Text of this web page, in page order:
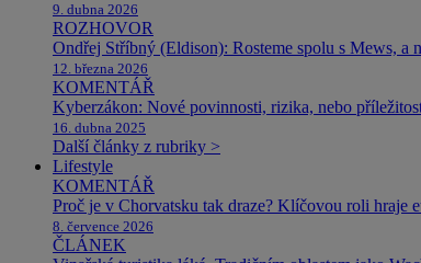
9. dubna 2026
ROZHOVOR
Ondřej Stříbný (Eldison): Rosteme spolu s Mews, a
12. března 2026
KOMENTÁŘ
Kyberzákon: Nové povinnosti, rizika, nebo
16. dubna 2025
Další články z rubriky >
Lifestyle
KOMENTÁŘ
Proč je v Chorvatsku tak draze? Klíčovou roli hraje
8. července 2026
ČLÁNEK